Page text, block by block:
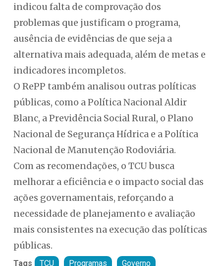
indicou falta de comprovação dos
problemas que justificam o programa,
ausência de evidências de que seja a
alternativa mais adequada, além de metas e
indicadores incompletos.
O RePP também analisou outras políticas
públicas, como a Política Nacional Aldir
Blanc, a Previdência Social Rural, o Plano
Nacional de Segurança Hídrica e a Política
Nacional de Manutenção Rodoviária.
Com as recomendações, o TCU busca
melhorar a eficiência e o impacto social das
ações governamentais, reforçando a
necessidade de planejamento e avaliação
mais consistentes na execução das políticas
públicas.
Tags TCU Programas Governo